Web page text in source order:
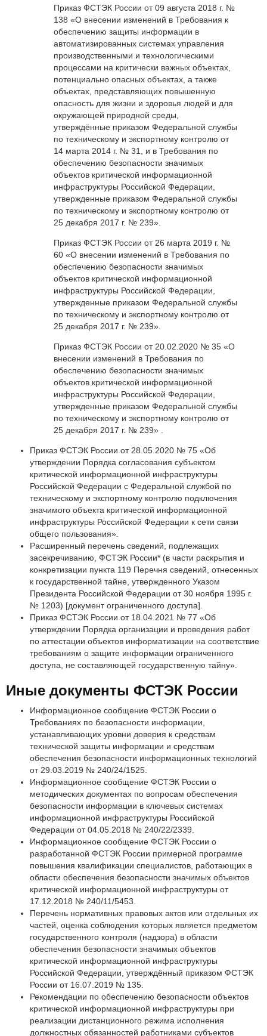
Приказ ФСТЭК России от 09 августа 2018 г. №
138 «О внесении изменений в Требования к
обеспечению защиты информации в
автоматизированных системах управления
производственными и технологическими
процессами на критически важных объектах,
потенциально опасных объектах, а также
объектах, представляющих повышенную
опасность для жизни и здоровья людей и для
окружающей природной среды,
утверждённые приказом Федеральной службы
по техническому и экспортному контролю от
14 марта 2014 г. № 31, и в Требования по
обеспечению безопасности значимых
объектов критической информационной
инфраструктуры Российской Федерации,
утвержденные приказом Федеральной службы
по техническому и экспортному контролю от
25 декабря 2017 г. № 239».
Приказ ФСТЭК России от 26 марта 2019 г. №
60 «О внесении изменений в Требования по
обеспечению безопасности значимых
объектов критической информационной
инфраструктуры Российской Федерации,
утвержденные приказом Федеральной службы
по техническому и экспортному контролю от
25 декабря 2017 г. № 239».
Приказ ФСТЭК России от 20.02.2020 № 35 «О
внесении изменений в Требования по
обеспечению безопасности значимых
объектов критической информационной
инфраструктуры Российской Федерации,
утвержденные приказом Федеральной службы
по техническому и экспортному контролю от
25 декабря 2017 г. № 239» .
Приказ ФСТЭК России от 28.05.2020 № 75 «Об
утверждении Порядка согласования субъектом
критической информационной инфраструктуры
Российской Федерации с Федеральной службой по
техническому и экспортному контролю подключения
значимого объекта критической информационной
инфраструктуры Российской Федерации к сети связи
общего пользования».
Расширенный перечень сведений, подлежащих
засекречиванию, ФСТЭК России* (в части раскрытия и
конкретизации пункта 119 Перечня сведений, отнесенных
к государственной тайне, утвержденного Указом
Президента Российской Федерации от 30 ноября 1995 г.
№ 1203) [документ ограниченного доступа].
Приказ ФСТЭК России от 18.04.2021 № 77 «Об
утверждении Порядка организации и проведения работ
по аттестации объектов информатизации на соответствие
требованиям о защите информации ограниченного
доступа, не составляющей государственную тайну».
Иные документы ФСТЭК России
Информационное сообщение ФСТЭК России о
Требованиях по безопасности информации,
устанавливающих уровни доверия к средствам
технической защиты информации и средствам
обеспечения безопасности информационных технологий
от 29.03.2019 № 240/24/1525.
Информационное сообщение ФСТЭК России о
методических документах по вопросам обеспечения
безопасности информации в ключевых системах
информационной инфраструктуры Российской
Федерации от 04.05.2018 № 240/22/2339.
Информационное сообщение ФСТЭК России о
разработанной ФСТЭК России примерной программе
повышения квалификации специалистов, работающих в
области обеспечения безопасности значимых объектов
критической информационной инфраструктуры от
17.12.2018 № 240/11/5453.
Перечень нормативных правовых актов или отдельных их
частей, оценка соблюдения которых является предметом
государственного контроля (надзора) в области
обеспечения безопасности значимых объектов
критической информационной инфраструктуры
Российской Федерации, утверждённый приказом ФСТЭК
России от 16.07.2019 № 135.
Рекомендации по обеспечению безопасности объектов
критической информационной инфраструктуры при
реализации дистанционного режима исполнения
должностных обязанностей работниками субъектов